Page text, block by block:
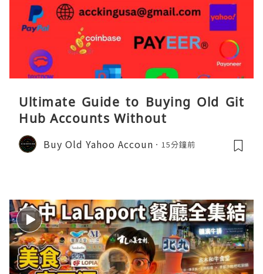
Ultimate Guide to Buying Old Git
Hub Accounts Without
Buy Old Yahoo Accoun 15分鐘前